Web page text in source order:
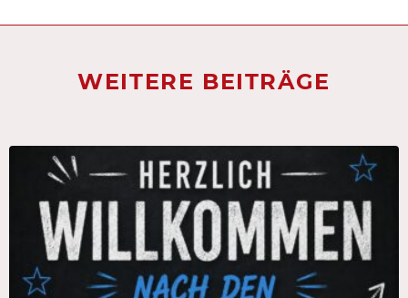
WEITERE BEITRÄGE